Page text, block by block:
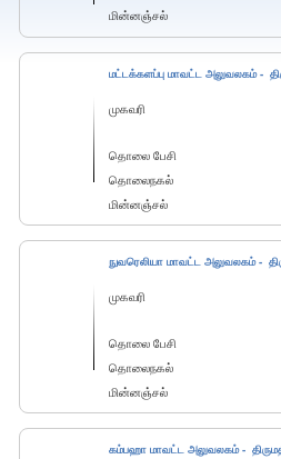
மின்னஞ்சல்
மட்டக்களப்பு மாவட்ட அலுவலகம் -
முகவரி
தொலை பேசி
தொலைநகல்
மின்னஞ்சல்
நுவரெலியா மாவட்ட அலுவலகம் -
முகவரி
தொலை பேசி
தொலைநகல்
மின்னஞ்சல்
கம்பஹா மாவட்ட அலுவலகம் -